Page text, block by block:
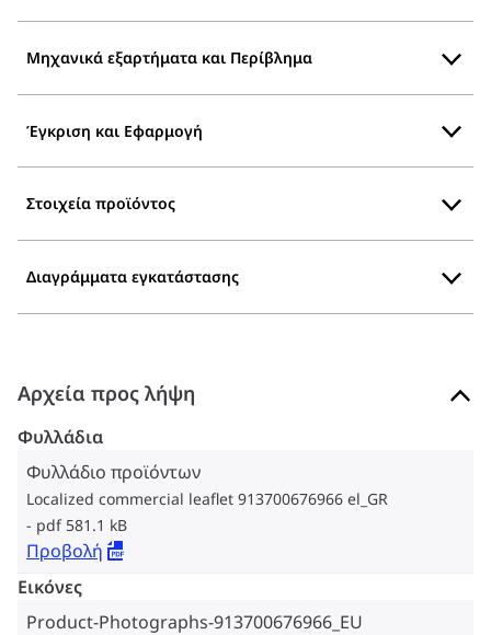
Μηχανικά εξαρτήματα και Περίβλημα
Έγκριση και Εφαρμογή
Στοιχεία προϊόντος
Διαγράμματα εγκατάστασης
Αρχεία προς λήψη
Φυλλάδια
Φυλλάδιο προϊόντων
Localized commercial leaflet 913700676966 el_GR
pdf 581.1 kB
Προβολή
Εικόνες
Product-Photographs-913700676966_EU